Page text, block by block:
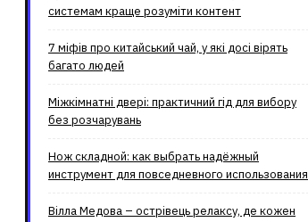
системам краще розуміти контент
7 міфів про китайський чай, у які досі вірять
багато людей
Міжкімнатні двері: практичний гід для вибору
без розчарувань
Нож складной: как выбрать надёжный
инструмент для повседневного использования
Вілла Медова – острівець релаксу, де кожен